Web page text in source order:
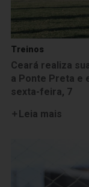
Treinos
Ceará realiza
a Ponte Preta e
sexta-feira, 7
Leia mais